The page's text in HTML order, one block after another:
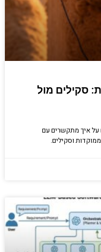
סקילים מול
על איך מתקשרים עם
וסקילים.